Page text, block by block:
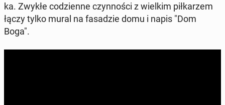
ka. Zwykłe co­dzien­ne czyn­no­ści z wielkim pił­ka­rzem
łączy tylko mural na fa­sa­dzie domu i napis "Dom
Boga".